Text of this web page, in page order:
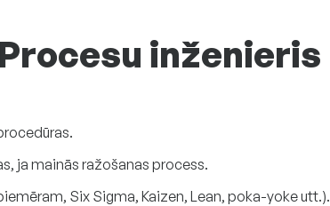
inženieris
ja mainās ražošanas process.
Six Sigma, Kaizen, Lean, poka-yoke utt.).